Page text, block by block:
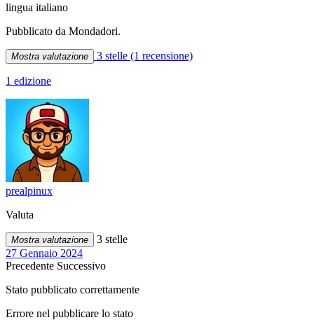
lingua italiano
Pubblicato da Mondadori.
Mostra valutazione 3 stelle (1 recensione)
1 edizione
prealpinux
Valuta
Mostra valutazione
3 stelle
27 Gennaio 2024
Precedente Successivo
Stato pubblicato correttamente
Errore nel pubblicare lo stato